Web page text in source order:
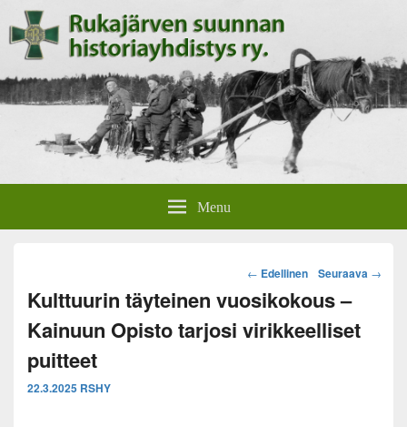
Rukajärven suunnan
historiayhdistys
Menu
Post
navigation
← Edellinen Seuraava →
Kulttuurin täyteinen vuosikokous –
Kainuun Opisto tarjosi virikkeelliset
puitteet
22.3.2025 RSHY